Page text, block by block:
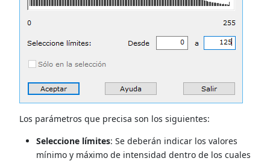
Los parámetros que precisa son los siguientes:
Seleccione límites: Se deberán indicar los valores
mínimo y máximo de intensidad dentro de los cuales